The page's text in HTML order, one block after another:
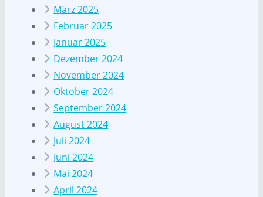
März 2025
Februar 2025
Januar 2025
Dezember 2024
November 2024
Oktober 2024
September 2024
August 2024
Juli 2024
Juni 2024
Mai 2024
April 2024